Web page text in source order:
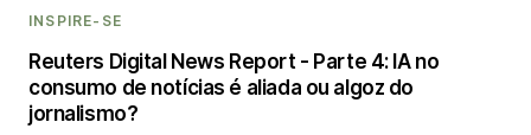
INSPIRE-SE
Reuters Digital News Report - Parte 4: IA no
consumo de notícias é aliada ou algoz do
jornalismo?